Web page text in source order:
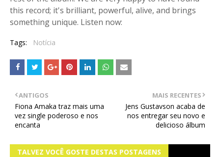
this record; it's brilliant, powerful, alive, and brings
something unique. Listen now:
Tags: Notícia
MAIS RECENTES
Jens Gustavson acaba de
nos entregar seu novo e
delicioso álbum
ANTIGOS
Fiona Amaka traz mais uma
vez single poderoso e nos
encanta
TALVEZ VOCÊ GOSTE DESTAS POSTAGENS